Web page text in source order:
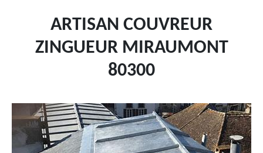
ARTISAN COUVREUR
ZINGUEUR MIRAUMONT
80300